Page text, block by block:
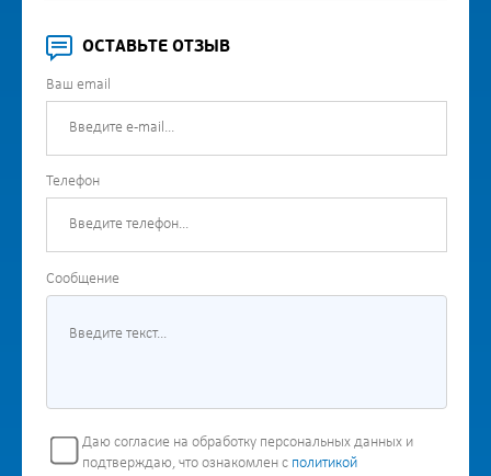
ОСТАВЬТЕ ОТЗЫВ
Ваш email
Телефон
Сообщение
Даю согласие на обработку персональных данных и
подтверждаю, что ознакомлен с политикой